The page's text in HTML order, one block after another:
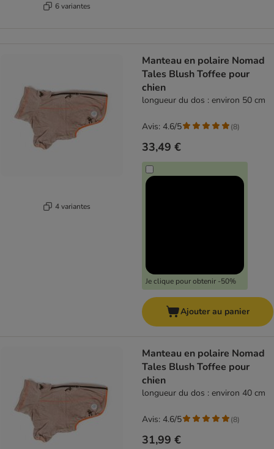
6 variantes
4 variantes
Manteau en polaire Nomad
Tales Blush Toffee pour
chien
longueur du dos : environ 50 cm
33,49 €
Je clique pour obtenir -50%
Avis: 4.6/5 (8)
Ajouter au panier
Manteau en polaire Nomad
Tales Blush Toffee pour
chien
longueur du dos : environ 40 cm
31,99 €
Avis: 4.6/5 (8)